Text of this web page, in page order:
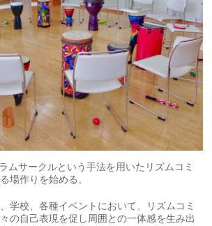
ムサークルという手法を用いたリズムコミ
場作りを始める。
学校、各種イベントにおいて、リズムコミ
の自己表現を促し周囲との一体感を生み出